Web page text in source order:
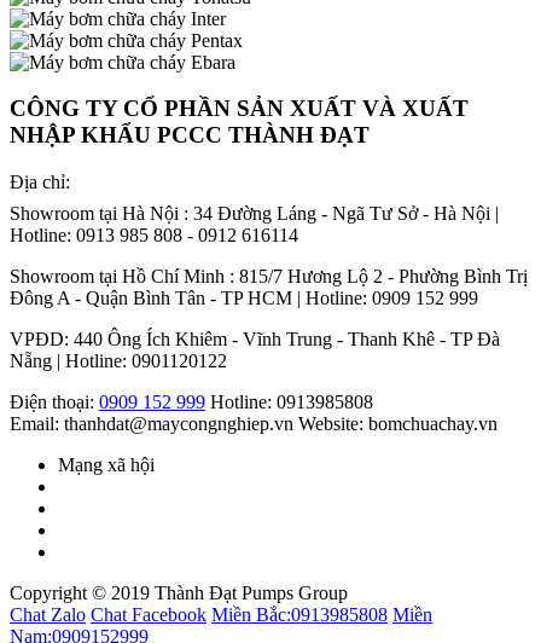
CÔNG TY CỔ PHẦN SẢN XUẤT VÀ XUẤT
NHẬP KHẨU PCCC THÀNH ĐẠT
Địa chỉ:
Showroom tại Hà Nội : 34 Đường Láng - Ngã Tư Sở - Hà Nội |
Hotline: 0913 985 808 - 0912 616114
Showroom tại Hồ Chí Minh : 815/7 Hương Lộ 2 - Phường Bình Trị
Đông A - Quận Bình Tân - TP HCM | Hotline: 0909 152 999
VPĐD: 440 Ông Ích Khiêm - Vĩnh Trung - Thanh Khê - TP Đà
Nẵng | Hotline: 0901120122
Điện thoại: 0909 152 999 Hotline: 0913985808
Email: thanhdat@maycongnghiep.vn Website: bomchuachay.vn
Mạng xã hội
Copyright © 2019 Thành Đạt Pumps Group
Chat Zalo Chat Facebook Miền Bắc:0913985808 Miền
Nam:0909152999